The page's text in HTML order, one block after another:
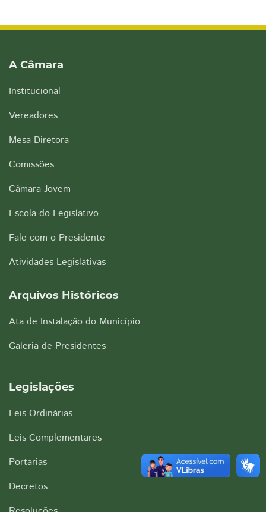
A Câmara
Institucional
Vereadores
Mesa Diretora
Comissões
Câmara Jovem
Escola do Legislativo
Fale com o Presidente
Atividades Legislativas
Arquivos Históricos
Ata de Instalação do Município
Galeria de Presidentes
Legislações
Leis Ordinárias
Leis Complementares
Portarias
Decretos